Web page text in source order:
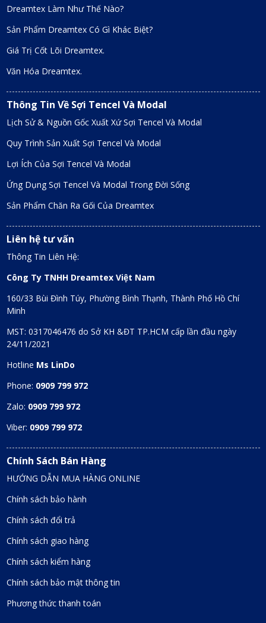
Dreamtex Làm Như Thế Nào?
Sản Phẩm Dreamtex Có Gì Khác Biệt?
Giá Trị Cốt Lõi Dreamtex.
Văn Hóa Dreamtex.
Thông Tin Về Sợi Tencel Và Modal
Lịch Sử & Nguồn Gốc Xuất Xứ Sợi Tencel Và Modal
Quy Trình Sản Xuất Sợi Tencel Và Modal
Lợi Ích Của Sợi Tencel Và Modal
Ứng Dụng Sợi Tencel Và Modal Trong Đời Sống
Sản Phẩm Chăn Ra Gối Của Dreamtex
Liên hệ tư vấn
Thông Tin Liên Hệ:
Công Ty TNHH Dreamtex Việt Nam
160/33 Bùi Đình Túy, Phường Bình Thạnh, Thành Phố Hồ Chí
Minh
MST: 0317046476 do Sở KH &ĐT TP.HCM cấp lần đầu ngày
24/11/2021
Hotline Ms LinDo
Phone: 0909 799 972
Zalo: 0909 799 972
Viber: 0909 799 972
Chính Sách Bán Hàng
HƯỚNG DẪN MUA HÀNG ONLINE
Chính sách bảo hành
Chính sách đổi trả
Chính sách giao hàng
Chính sách kiểm hàng
Chính sách bảo mật thông tin
Phương thức thanh toán